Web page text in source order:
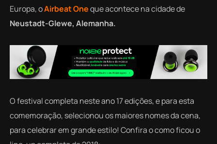
Europa, oAirbeat Oneque acontece na cidade de
Neustadt-Glewe, Alemanha.
O festival completa neste ano 17 edições, e para esta
comemoração, selecionou os maiores nomes da cena,
para celebrar em grande estilo! Confira o como ficou o